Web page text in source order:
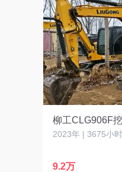
柳工CLG906F
2023年 | 3675小
9.2万